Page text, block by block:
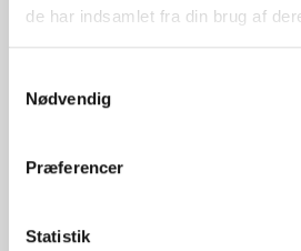
de har indsamlet fra din brug af
Nødvendig
Præferencer
Statistik
Rammeshoppen ApS
8700 Horsens
info@rammeshoppen.dk